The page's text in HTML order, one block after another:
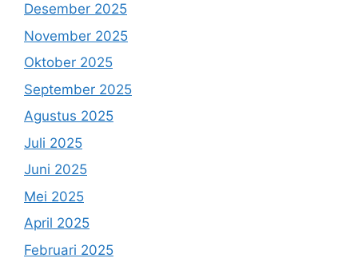
Desember 2025
November 2025
Oktober 2025
September 2025
Agustus 2025
Juli 2025
Juni 2025
Mei 2025
April 2025
Februari 2025